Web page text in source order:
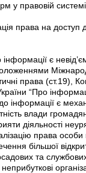
у правовій
права на доступ
є
права (ст.19),
“Про
інформації є
влади
діяльності
права
більшої
та